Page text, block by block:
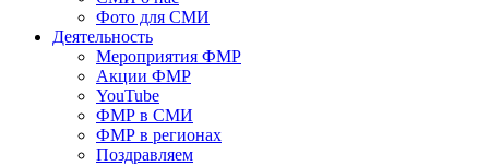
Фото для СМИ
Деятельность
Мероприятия ФМР
Акции ФМР
YouTube
ФМР в СМИ
ФМР в регионах
Поздравляем